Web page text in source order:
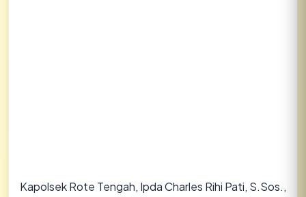
Kapolsek Rote Tengah, Ipda Charles Rihi Pati, S.Sos.,